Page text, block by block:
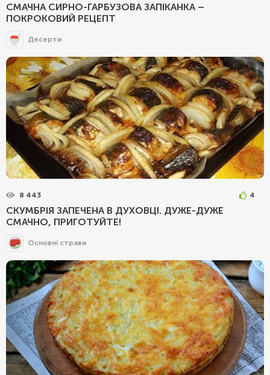
СМАЧНА СИРНО-ГАРБУЗОВА ЗАПІКАНКА –
ПОКРОКОВИЙ РЕЦЕПТ
Десерти
8 443 4
СКУМБРІЯ ЗАПЕЧЕНА В ДУХОВЦІ. ДУЖЕ-ДУЖЕ
СМАЧНО, ПРИГОТУЙТЕ!
Основні страви